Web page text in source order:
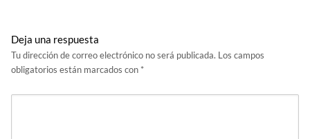
Deja una respuesta
Tu dirección de correo electrónico no será publicada. Los campos
obligatorios están marcados con *